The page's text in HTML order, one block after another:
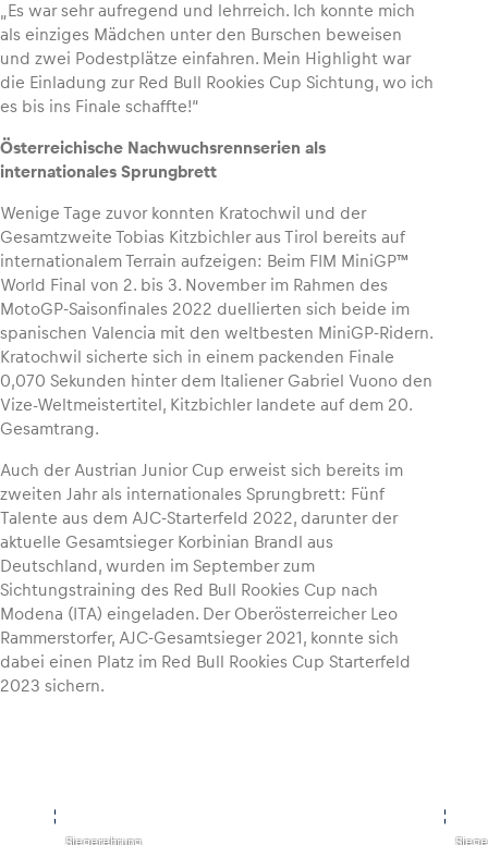
„Es war sehr aufregend und lehrreich. Ich konnte mich
als einziges Mädchen unter den Burschen beweisen
und zwei Podestplätze einfahren. Mein Highlight war
die Einladung zur Red Bull Rookies Cup Sichtung, wo ich
es bis ins Finale schaffte!“
Österreichische Nachwuchsrennserien als
internationales Sprungbrett
Wenige Tage zuvor konnten Kratochwil und der
Gesamtzweite Tobias Kitzbichler aus Tirol bereits auf
internationalem Terrain aufzeigen: Beim FIM MiniGP™
World Final von 2. bis 3. November im Rahmen des
MotoGP-Saisonfinales 2022 duellierten sich beide im
spanischen Valencia mit den weltbesten MiniGP-Ridern.
Kratochwil sicherte sich in einem packenden Finale
0,070 Sekunden hinter dem Italiener Gabriel Vuono den
Vize-Weltmeistertitel, Kitzbichler landete auf dem 20.
Gesamtrang.
Auch der Austrian Junior Cup erweist sich bereits im
zweiten Jahr als internationales Sprungbrett: Fünf
Talente aus dem AJC-Starterfeld 2022, darunter der
aktuelle Gesamtsieger Korbinian Brandl aus
Deutschland, wurden im September zum
Sichtungstraining des Red Bull Rookies Cup nach
Modena (ITA) eingeladen. Der Oberösterreicher Leo
Rammerstorfer, AJC-Gesamtsieger 2021, konnte sich
dabei einen Platz im Red Bull Rookies Cup Starterfeld
2023 sichern.
,Siegerehrung ,